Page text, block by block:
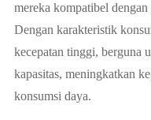
mereka kompatibel
Dengan karakteristik
kecepatan tinggi, berguna
kapasitas, meningkatkan
konsumsi daya.